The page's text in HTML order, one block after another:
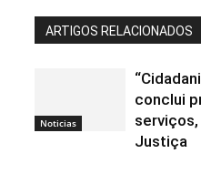
ARTIGOS RELACIONADOS
Noticias
conclui
Justiça